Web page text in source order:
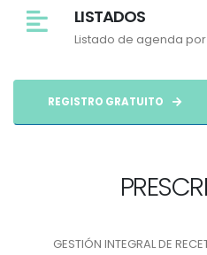
LISTADOS
Listado de agenda
REGISTRO GRATUITO
GESTIÓN INTEGRAL DE